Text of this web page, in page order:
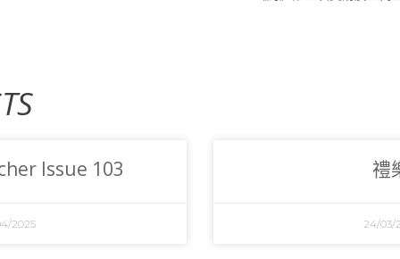
Issue 103
2025
禮
24/03/